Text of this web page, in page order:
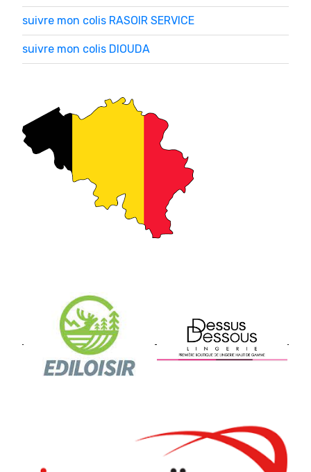
suivre mon colis RASOIR SERVICE
suivre mon colis DIOUDA